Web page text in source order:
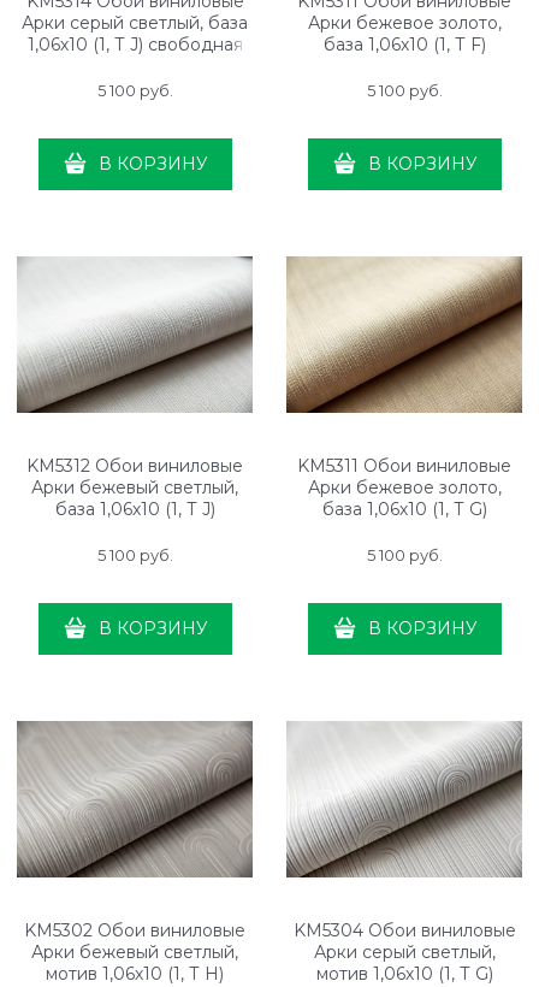
Арки серый светлый, база
1,06х10 (1, Т J) свободная
5 100 руб.
В КОРЗИНУ
Арки бежевое золото,
база 1,06х10 (1, Т F)
5 100 руб.
В КОРЗИНУ
KM5312 Обои виниловые
Арки бежевый светлый,
база 1,06х10 (1, Т J)
5 100 руб.
В КОРЗИНУ
KM5311 Обои виниловые
Арки бежевое золото,
база 1,06х10 (1, Т G)
5 100 руб.
В КОРЗИНУ
KM5302 Обои виниловые
Арки бежевый светлый,
мотив 1,06х10 (1, Т H)
KM5304 Обои виниловые
Арки серый светлый,
мотив 1,06х10 (1, Т G)